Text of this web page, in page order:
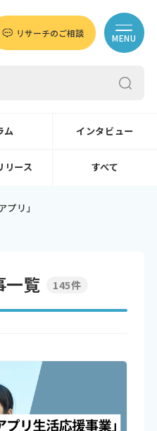
リサーチのご相談 MENU
ム インタビュー
リース すべて
プリ」
一覧 145件